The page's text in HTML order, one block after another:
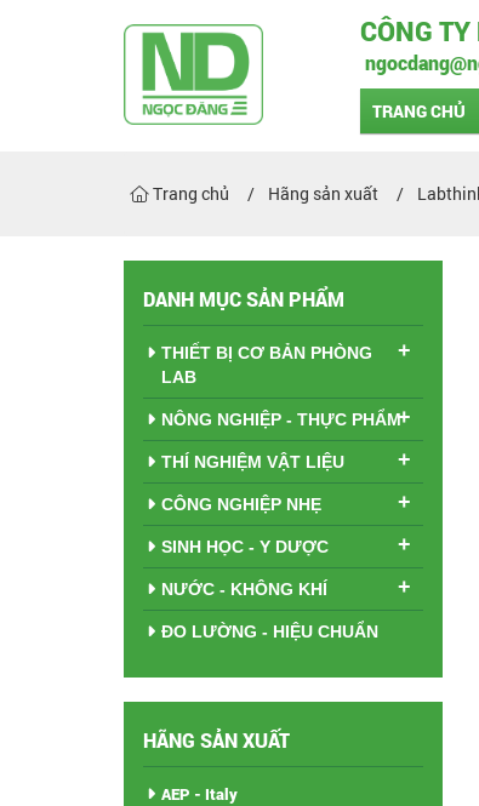
CÔNG
TRANG CHỦ
Trang chủ Hãng sản xuất
DANH MỤC SẢN PHẨM
THIẾT BỊ CƠ BẢN PHÒNG
LAB
+
NÔNG NGHIỆP - THỰC PHẨM+
THÍ NGHIỆM VẬT LIỆU +
CÔNG NGHIỆP NHẸ +
SINH HỌC - Y DƯỢC +
NƯỚC - KHÔNG KHÍ +
ĐO LƯỜNG - HIỆU CHUẨN
HÃNG SẢN XUẤT
AEP - Italy